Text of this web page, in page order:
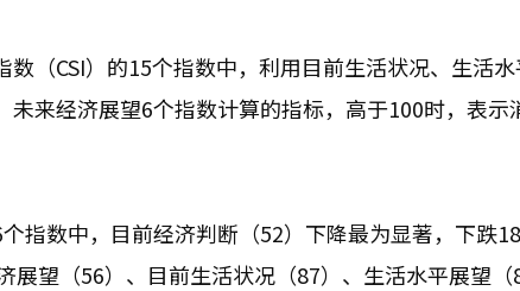
（CSI）的15个指数中，利用目前生活状况、生活
来经济展望6个指数计算的指标，高于100时，表示
指数中，目前经济判断（52）下降最为显著，下跌
展望（56）、目前生活状况（87）、生活水平展望